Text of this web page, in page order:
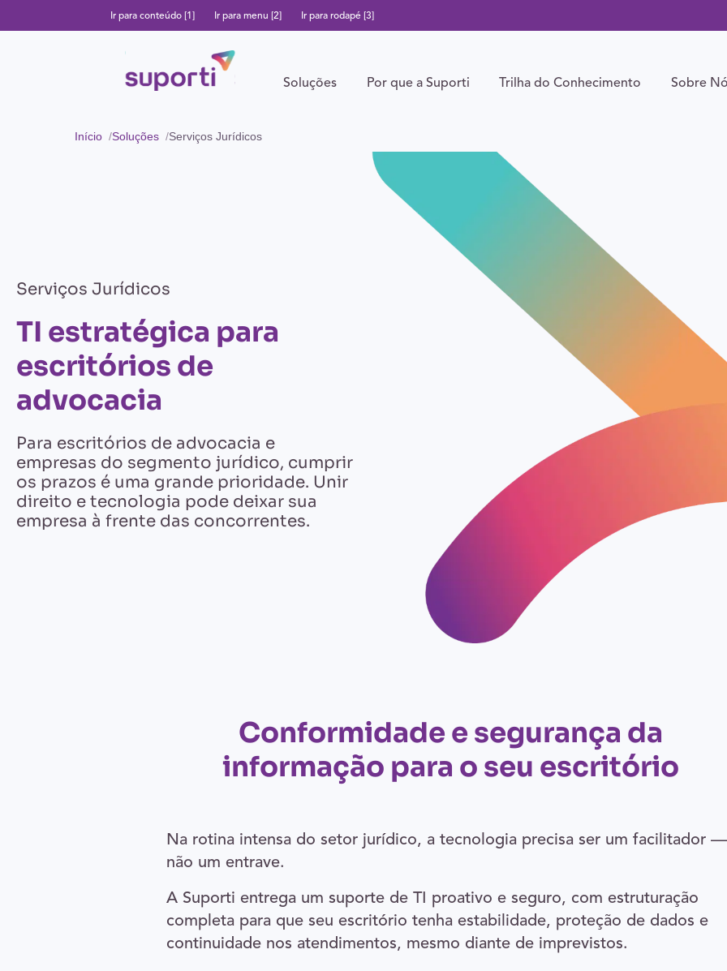
Ir para conteúdo [1] Ir para menu [2] Ir para rodapé [3]
Soluções Por que a Suporti Trilha do Conhecimento Sobre
Início Soluções Serviços Jurídicos
Serviços Jurídicos
TI estratégica para
escritórios de
advocacia
Para escritórios de advocacia e
empresas do segmento jurídico, cumprir
os prazos é uma grande prioridade. Unir
direito e tecnologia pode deixar sua
empresa à frente das concorrentes.
Conformidade e segurança da
informação para o seu escritório
Na rotina intensa do setor jurídico, a tecnologia precisa ser um facilitador —
não um entrave.
A Suporti entrega um suporte de TI proativo e seguro, com estruturação
completa para que seu escritório tenha estabilidade, proteção de dados e
continuidade nos atendimentos, mesmo diante de imprevistos.